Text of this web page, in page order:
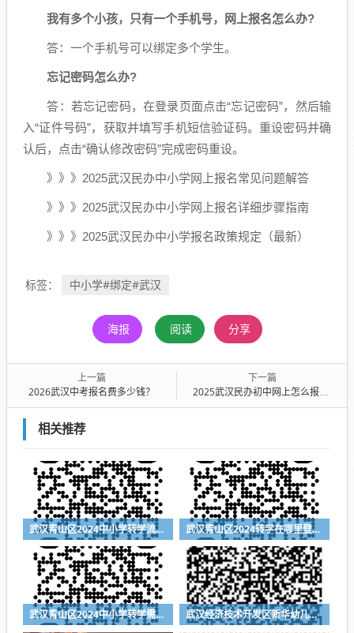
我有多个小孩，只有一个手机号，网上报名怎么办?
答：一个手机号可以绑定多个学生。
忘记密码怎么办?
答：若忘记密码，在登录页面点击“忘记密码”，然后输
入“证件号码”，获取并填写手机短信验证码。重设密码并确
认后，点击“确认修改密码”完成密码重设。
》》》2025武汉民办中小学网上报名常见问题解答
》》》2025武汉民办中小学网上报名详细步骤指南
》》》2025武汉民办中小学报名政策规定（最新）
标签： 中小学#绑定#武汉
海报 阅读 分享
上一篇
2026武汉中考报名费多少钱？
下一篇
2025武汉民办初中网上怎么报名？附报名流程
相关推荐
武汉青山区2024中小学转学流程（登记入口+时间+材料） 武汉青山区2024转学在哪里登记（登记入口+登记时间+所需材料）
武汉青山区2024中小学转学需要什么材料 武汉经济技术开发区新华幼儿园2024年秋季招生简章